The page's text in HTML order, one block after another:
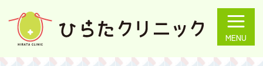
ひらたクリニック